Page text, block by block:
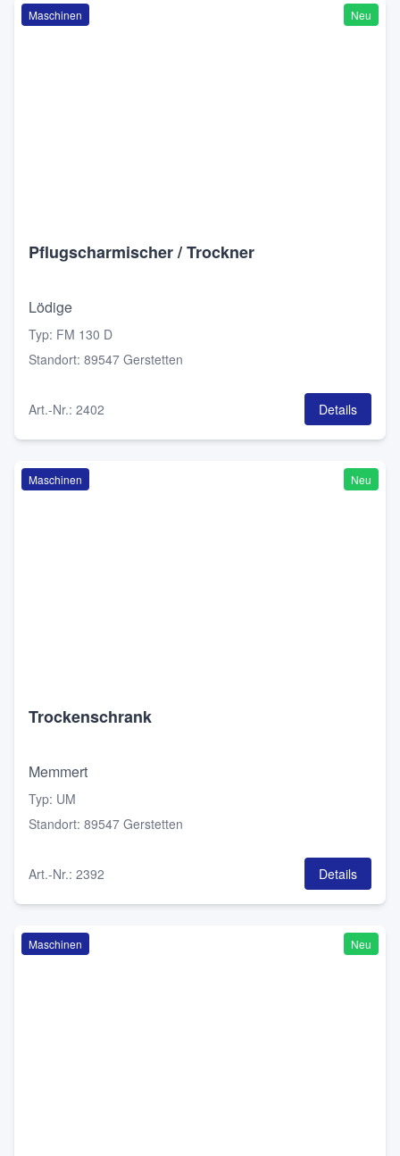
Maschinen Neu
Pflugscharmischer / Trockner
Lödige
Typ: FM 130 D
Standort: 89547 Gerstetten
Art.-Nr.: 2402 Details
Maschinen Neu
Trockenschrank
Memmert
Typ: UM
Standort: 89547 Gerstetten
Art.-Nr.: 2392 Details
Maschinen Neu